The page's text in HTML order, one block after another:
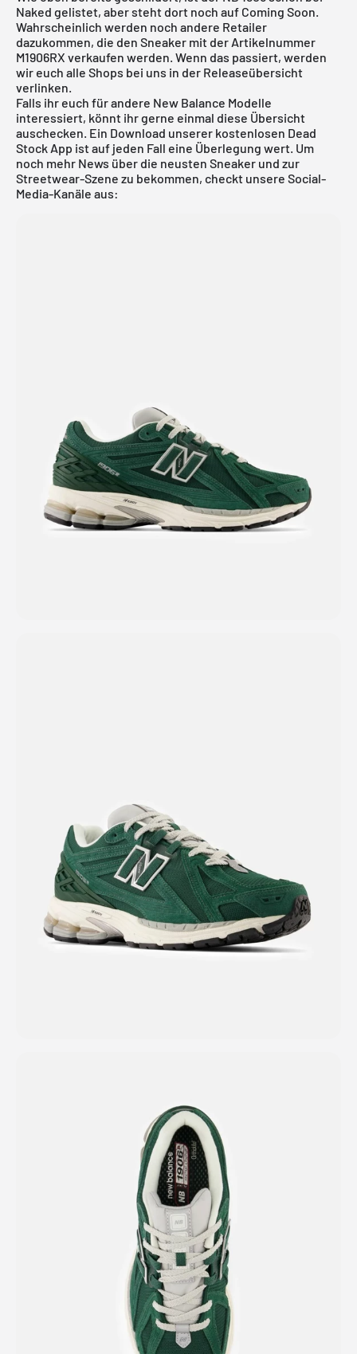
Naked gelistet, aber steht dort noch auf Coming Soon.
Wahrscheinlich werden noch andere Retailer
dazukommen, die den Sneaker mit der Artikelnummer
M1906RX verkaufen werden. Wenn das passiert, werden
wir euch alle Shops bei uns in der Releaseübersicht
verlinken.
Falls ihr euch für andere New Balance Modelle
interessiert, könnt ihr gerne einmal diese Übersicht
auschecken. Ein Download unserer kostenlosen Dead
Stock App ist auf jeden Fall eine Überlegung wert. Um
noch mehr News über die neusten Sneaker und zur
Streetwear-Szene zu bekommen, checkt unsere Social-
Media-Kanäle aus: